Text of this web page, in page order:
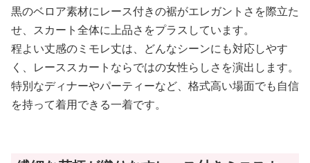
黒のベロア素材にレース付きの裾がエレガントさを際立た
せ、スカート全体に上品さをプラスしています。
程よい丈感のミモレ丈は、どんなシーンにも対応しやす
く、レーススカートならではの女性らしさを演出します。
特別なディナーやパーティーなど、格式高い場面でも自信
を持って着用できる一着です。